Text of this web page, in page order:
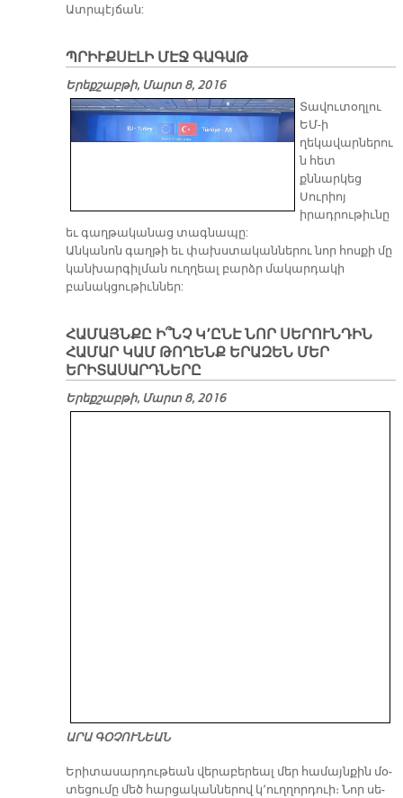
Ատրպէյճան:
ՊՐԻՒՔՍԷԼԻ ՄԷՋ ԳԱԳԱԹ
Երեքշաբթի, Մարտ 8, 2016
Տավուտօղլու
ԵՄ-ի
ղեկավարներու
ն հետ
քննարկեց
Սուրիոյ
իրադրութիւնը
եւ գաղթականաց տագնապը:
Անկանոն գաղթի եւ փախստականներու նոր հոսքի մը
կանխարգիլման ուղղեալ բարձր մակարդակի
բանակցութիւններ:
ՀԱՄԱՅՆՔԸ Ի՞ՆՉ Կ՚ԸՆԷ ՆՈՐ ՍԵՐՈՒՆԴԻՆ
ՀԱՄԱՐ ԿԱՄ ԹՈՂԵՆՔ ԵՐԱԶԵՆ ՄԵՐ
ԵՐԻՏԱՍԱՐԴՆԵՐԸ
Երեքշաբթի, Մարտ 8, 2016
ԱՐԱ ԳՕՉՈՒՆԵԱՆ
​Ե­րի­տա­սար­դու­թեան վե­րա­բե­րեալ մեր հա­մայն­քին մօ­
տե­ցու­մը մեծ հար­ցա­կան­նե­րով կ­­՚ուղ­ղոր­դուի։ Նոր սե­